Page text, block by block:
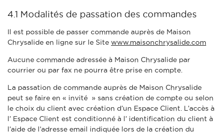
4.1 Modalités de passation des commandes
Il est possible de passer commande auprès de Maison
Chrysalide en ligne sur le Site www.maisonchrysalide.com
Aucune commande adressée à Maison Chrysalide par
courrier ou par fax ne pourra être prise en compte.
La passation de commande auprès de Maison Chrysalide
peut se faire en « invité » sans création de compte ou selon
le choix du client avec création d’un Espace Client. L’accès à
l’ Espace Client est conditionné à l’ identification du client à
l’aide de l’adresse email indiquée lors de la création du